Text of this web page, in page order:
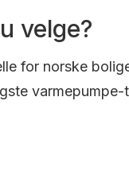
velge?
for norske